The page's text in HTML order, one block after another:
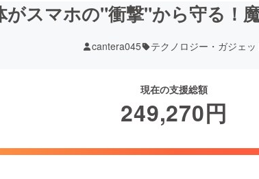
がスマホの"衝撃"から守る！
cantera045 テクノロジー・ガジェッ
現在の支援総額
249,270円